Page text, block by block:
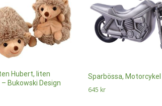
Hubert, liten
Bukowski Design
Sparbössa, Motorcykel
645 kr